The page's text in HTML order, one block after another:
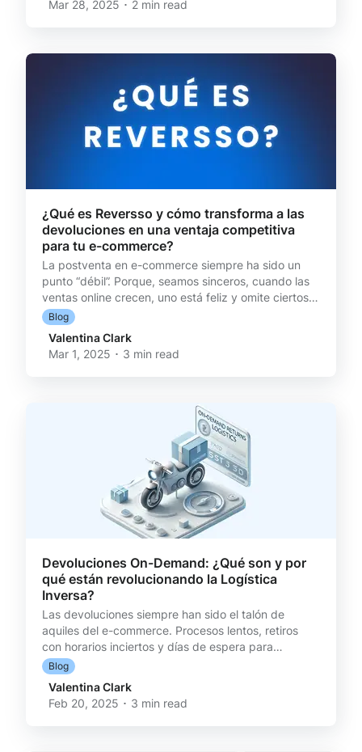
contamos cómo funciona la mente del cliente
Mar 28, 2025 ･ 2 min read
¿Qué es Reversso y cómo transforma a las
devoluciones en una ventaja competitiva
para tu e-commerce?
La postventa en e-commerce siempre ha sido un
punto “débil”. Porque, seamos sinceros, cuando las
ventas online crecen, uno está feliz y omite ciertos
problemas. Hasta que esos problemas se vuelven
imposibles de ocultar: * Procesos manuales eternos.
* Clientes frustrados por devoluciones complejas. *
Costos ocultos en la logística inversa. ¿Te suena
cada devolución en una oportunidad de ven
Blog
Valentina Clark
Mar 1, 2025 ･ 3 min read
Devoluciones On-Demand: ¿Qué son y por
qué están revolucionando la Logística
Inversa?
Las devoluciones siempre han sido el talón de
aquiles del e-commerce. Procesos lentos, retiros
con horarios inciertos y días de espera para
recuperar el dinero terminan frustrando a los
clientes y generando una mala experiencia de
compra. Pero, ¿te imaginas devolver un producto
tan fácil como pedir comida a domicilio? Con las
Blog
Valentina Clark
Feb 20, 2025 ･ 3 min read